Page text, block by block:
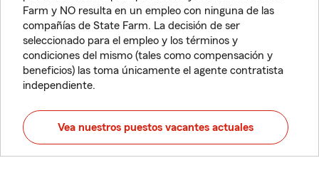
Farm y NO resulta en un empleo con ninguna de las
compañías de State Farm. La decisión de ser
seleccionado para el empleo y los términos y
condiciones del mismo (tales como compensación y
beneficios) las toma únicamente el agente contratista
independiente.
Vea nuestros puestos vacantes actuales